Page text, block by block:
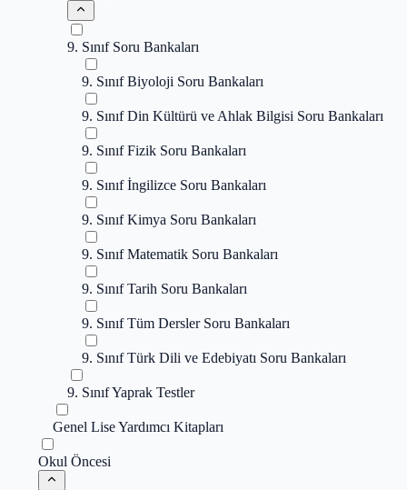
9. Sınıf Soru Bankaları
9. Sınıf Biyoloji Soru Bankaları
9. Sınıf Din Kültürü ve Ahlak Bilgisi Soru Bankaları
9. Sınıf Fizik Soru Bankaları
9. Sınıf İngilizce Soru Bankaları
9. Sınıf Kimya Soru Bankaları
9. Sınıf Matematik Soru Bankaları
9. Sınıf Tarih Soru Bankaları
9. Sınıf Tüm Dersler Soru Bankaları
9. Sınıf Türk Dili ve Edebiyatı Soru Bankaları
9. Sınıf Yaprak Testler
Genel Lise Yardımcı Kitapları
Okul Öncesi